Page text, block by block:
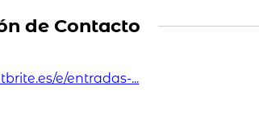
de Contacto
e/entradas-...